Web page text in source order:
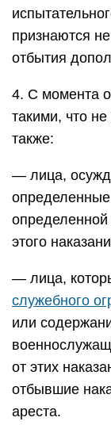
признаются
отбытия
4. С момента
такими, что
также:
— лица,
этого
— лица,
служебного
или
от этих
отбывшие
ареста.